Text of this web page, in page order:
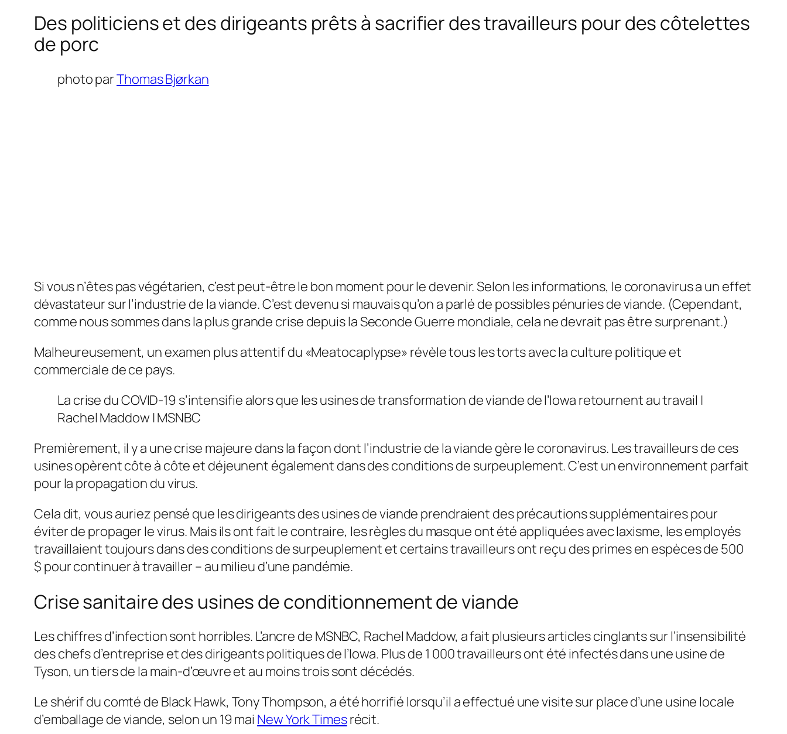
Des politiciens et des dirigeants prêts à sacrifier des travailleurs pour des côtelettes
de porc
photo parThomas Bjørkan
Si vous n’êtes pas végétarien, c’est peut-être le bon moment pour le devenir. Selon les informations, le coronavirus a un effet
dévastateur sur l’industrie de la viande. C’est devenu si mauvais qu’on a parlé de possibles pénuries de viande. (Cependant,
comme nous sommes dans la plus grande crise depuis la Seconde Guerre mondiale, cela ne devrait pas être surprenant.)
Malheureusement, un examen plus attentif du «Meatocaplypse» révèle tous les torts avec la culture politique et
commerciale de ce pays.
La crise du COVID-19 s’intensifie alors que les usines de transformation de viande de l’Iowa retournent au travail |
Rachel Maddow | MSNBC
Premièrement, il y a une crise majeure dans la façon dont l’industrie de la viande gère le coronavirus. Les travailleurs de ces
usines opèrent côte à côte et déjeunent également dans des conditions de surpeuplement. C’est un environnement parfait
pour la propagation du virus.
Cela dit, vous auriez pensé que les dirigeants des usines de viande prendraient des précautions supplémentaires pour
éviter de propager le virus. Mais ils ont fait le contraire, les règles du masque ont été appliquées avec laxisme, les employés
travaillaient toujours dans des conditions de surpeuplement et certains travailleurs ont reçu des primes en espèces de 500
$ pour continuer à travailler – au milieu d’une pandémie.
Crise sanitaire des usines de conditionnement de viande
Les chiffres d’infection sont horribles. L’ancre de MSNBC, Rachel Maddow, a fait plusieurs articles cinglants sur l’insensibilité
des chefs d’entreprise et des dirigeants politiques de l’Iowa. Plus de 1 000 travailleurs ont été infectés dans une usine de
Tyson, un tiers de la main-d’œuvre et au moins trois sont décédés.
Le shérif du comté de Black Hawk, Tony Thompson, a été horrifié lorsqu’il a effectué une visite sur place d’une usine locale
d’emballage de viande, selon un 19 mai New York Timesrécit.